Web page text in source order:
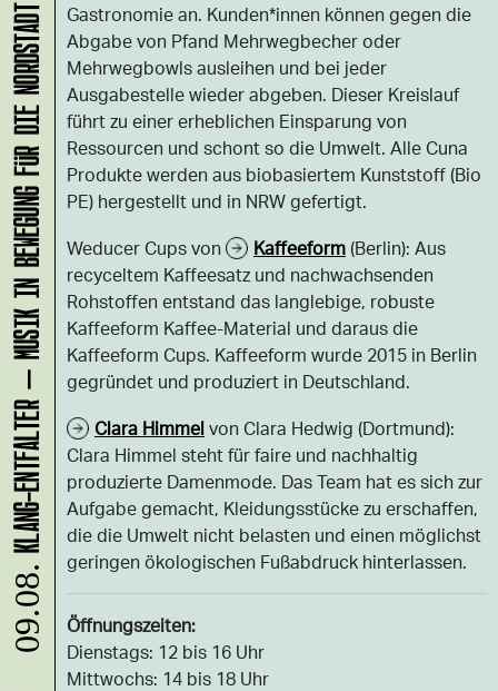
Gastronomie an. Kunden*innen können gegen die
Abgabe von Pfand Mehrwegbecher oder
Mehrwegbowls ausleihen und bei jeder
Ausgabestelle wieder abgeben. Dieser Kreislauf
führt zu einer erheblichen Einsparung von
Ressourcen und schont so die Umwelt. Alle Cuna
Produkte werden aus biobasiertem Kunststoff (Bio
PE) hergestellt und in NRW gefertigt.
Weducer Cups von
Kaffeeform(Berlin): Aus
recyceltem Kaffeesatz und nachwachsenden
Rohstoffen entstand das langlebige, robuste
Kaffeeform Kaffee-Material und daraus die
Kaffeeform Cups. Kaffeeform wurde 2015 in Berlin
gegründet und produziert in Deutschland.
Clara Himmelvon Clara Hedwig (Dortmund):
Clara Himmel steht für faire und nachhaltig
produzierte Damenmode. Das Team hat es sich zur
Aufgabe gemacht, Kleidungsstücke zu erschaffen,
die die Umwelt nicht belasten und einen möglichst
geringen ökologischen Fußabdruck hinterlassen.
Öffnungszeiten:
Dienstags: 12 bis 16 Uhr
Mittwochs: 14 bis 18 Uhr
09.08.
KLANG-ENTFALTER – MUSIK IN BEWEGUNG FÜR DIE NORDSTADT